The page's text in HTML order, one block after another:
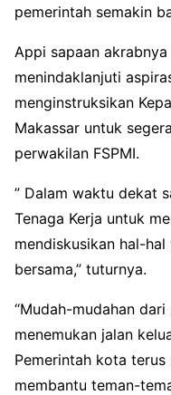
pemerintah semakin
Appi sapaan
menindaklanjuti
menginstruksikan
Makassar untuk
perwakilan FSPMI.
” Dalam waktu dekat
Tenaga Kerja untuk
mendiskusikan hal-
bersama,” tuturnya.
“Mudah-mudahan
menemukan jalan
Pemerintah kota
membantu teman-